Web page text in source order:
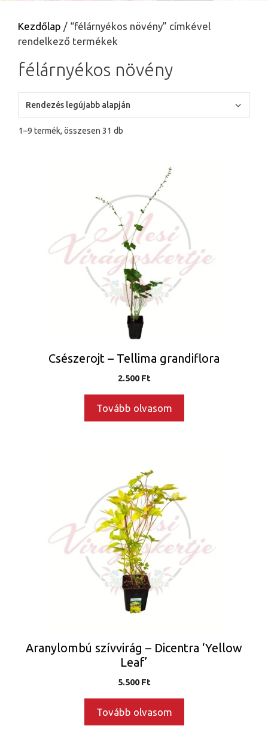
Kezdőlap / “félárnyékos növény” címkével
rendelkező termékek
félárnyékos növény
1–9 termék, összesen 31 db
Csészerojt – Tellima grandiflora
2.500Ft
Tovább olvasom
Aranylombú szívvirág – Dicentra ‘Yellow
Leaf’
5.500Ft
Tovább olvasom